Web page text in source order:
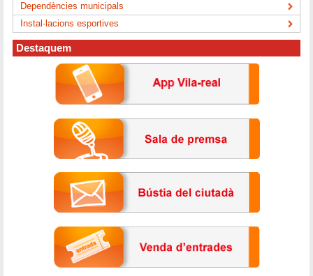
Dependències municipals
Instal·lacions esportives
Destaquem